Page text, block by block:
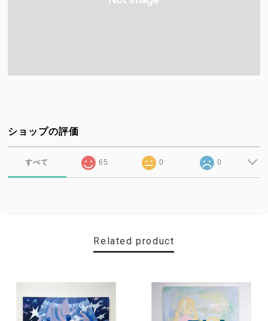
ショップの評価
すべて 65 0 0
Related product